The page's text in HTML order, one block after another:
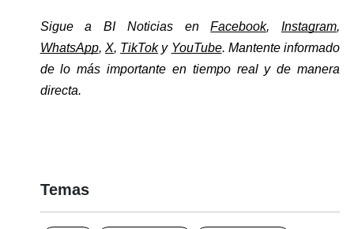
Sigue a BI Noticias en Facebook, Instagram,
WhatsApp, X, TikTok y YouTube. Mantente informado
de lo más importante en tiempo real y de manera
directa.
Temas